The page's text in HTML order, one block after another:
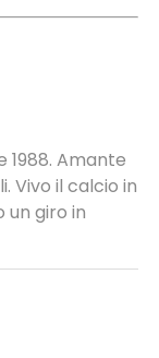
Amante
Vivo il calcio in
un giro in